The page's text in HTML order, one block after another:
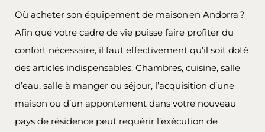
Où acheter son équipement de maison en Andorra ?
Afin que votre cadre de vie puisse faire profiter du
confort nécessaire, il faut effectivement qu’il soit doté
des articles indispensables. Chambres, cuisine, salle
d’eau, salle à manger ou séjour, l’acquisition d’une
maison ou d’un appontement dans votre nouveau
pays de résidence peut requérir l’exécution de